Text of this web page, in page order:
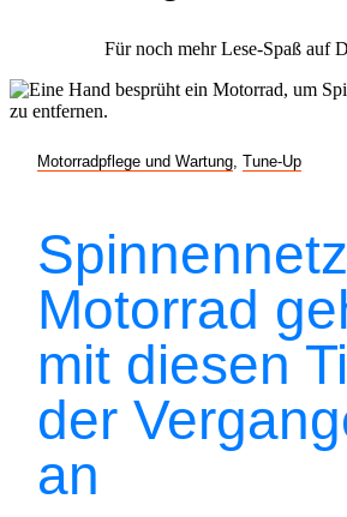
Für noch mehr Lese-Spaß auf
Motorradpflege und Wartung Tune-Up
Motorrad
mit diesen
der
an